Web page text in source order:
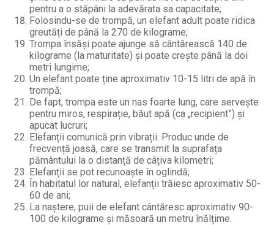
pentru a o stăpâni la adevărata sa capacitate;
Folosindu-se de trompă, un elefant adult poate ridica
greutăți de până la 270 de kilograme;
Trompa însăși poate ajunge să cântărească 140 de
kilograme (la maturitate) și poate crește până la doi
metri lungime;
Un elefant poate ține aproximativ 10-15 litri de apă în
trompă;
De fapt, trompa este un nas foarte lung, care servește
pentru miros, respirație, băut apă (ca „recipient”) și
apucat lucruri;
Elefanții comunică prin vibrații. Produc unde de
frecvență joasă, care se transmit la suprafața
pământului la o distanță de câțiva kilometri;
Elefanții se pot recunoaște în oglindă;
În habitatul lor natural, elefanții trăiesc aproximativ 50-
60 de ani;
La naștere, puii de elefant cântăresc aproximativ 90-
100 de kilograme și măsoară un metru înălțime.